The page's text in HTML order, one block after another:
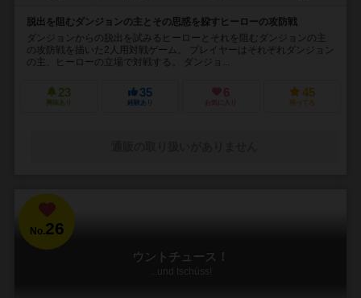
脱出を阻むダンジョンの主とその思惑を躱すヒーローの攻防戦
ダンジョンからの脱出を試みるヒーローとそれを阻むダンジョンの主
の攻防戦を描いた2人用対戦ゲーム。 プレイヤーはそれぞれダンジョン
の主、ヒーローの立場で対戦する。 ダンジョ...
23
興味あり
35
経験あり
6
お気に入り
45
持ってる
No.26
ウントチュース！
...und tschüss!